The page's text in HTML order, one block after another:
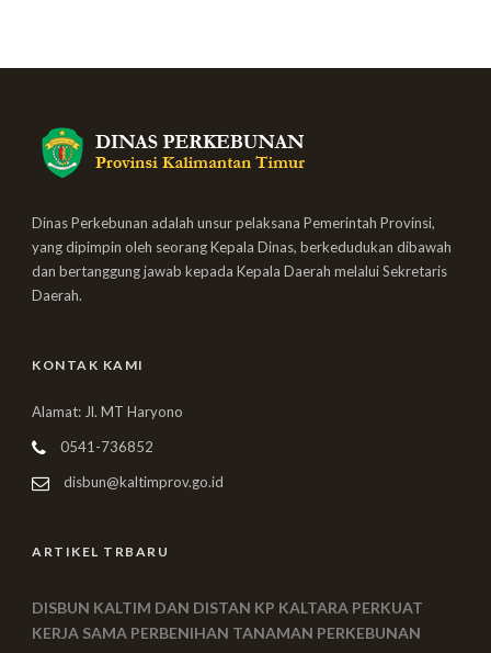
Dinas Perkebunan adalah unsur pelaksana Pemerintah Provinsi,
yang dipimpin oleh seorang Kepala Dinas, berkedudukan dibawah
dan bertanggung jawab kepada Kepala Daerah melalui Sekretaris
Daerah.
KONTAK KAMI
Alamat: Jl. MT Haryono
0541-736852
disbun@kaltimprov.go.id
ARTIKEL TRBARU
DISBUN KALTIM DAN DISTAN KP KALTARA PERKUAT
KERJA SAMA PERBENIHAN TANAMAN PERKEBUNAN